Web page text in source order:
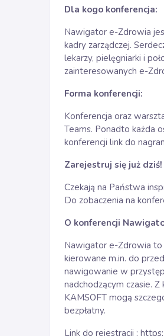
Dla kogo konferencja:
Nawigator e-Zdrowia
kadry zarządczej.
lekarzy, pielęgniarki i
zainteresowanych e-
Forma konferencji:
Konferencja oraz
Teams. Ponadto każda
konferencji link do
Zarejestruj się już dziś!
Czekają na Państwa
Do zobaczenia na
O konferencji
Nawigator e-Zdrowia to
kierowane m.in. do
nawigowanie w
nadchodzącym czasie.
KAMSOFT mogą
bezpłatny.
Link do rejestracji :